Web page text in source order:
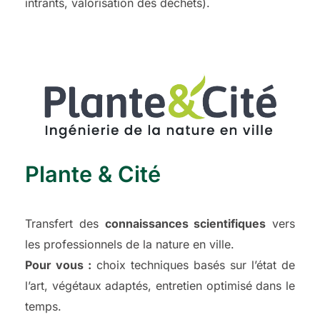
intrants, valorisation des déchets).
Plante & Cité
Transfert des connaissances scientifiques vers
les professionnels de la nature en ville.
Pour vous : choix techniques basés sur l’état de
l’art, végétaux adaptés, entretien optimisé dans le
temps.